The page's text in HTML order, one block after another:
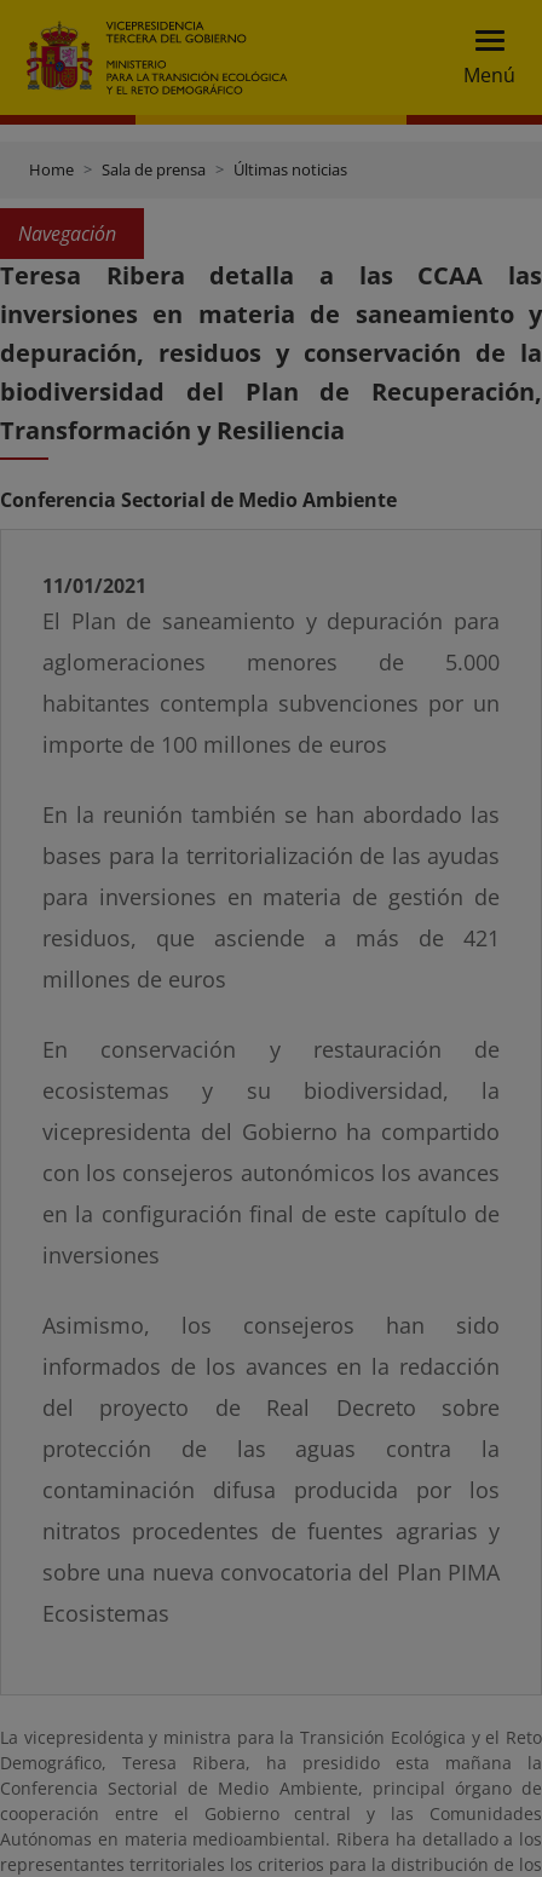
Menú
Home Sala de prensa Últimas noticias
Navegación
Teresa Ribera detalla a las CCAA las
inversiones en materia de saneamiento y
depuración, residuos y conservación de la
biodiversidad del Plan de Recuperación,
Transformación y Resiliencia
Conferencia Sectorial de Medio Ambiente
11/01/2021
El Plan de saneamiento y depuración para
aglomeraciones menores de 5.000
habitantes contempla subvenciones por un
importe de 100 millones de euros
En la reunión también se han abordado las
bases para la territorialización de las ayudas
para inversiones en materia de gestión de
residuos, que asciende a más de 421
millones de euros
En conservación y restauración de
ecosistemas y su biodiversidad, la
vicepresidenta del Gobierno ha compartido
con los consejeros autonómicos los avances
en la configuración final de este capítulo de
inversiones
Asimismo, los consejeros han sido
informados de los avances en la redacción
del proyecto de Real Decreto sobre
protección de las aguas contra la
contaminación difusa producida por los
nitratos procedentes de fuentes agrarias y
sobre una nueva convocatoria del Plan PIMA
Ecosistemas
La vicepresidenta y ministra para la Transición Ecológica y el Reto
Demográfico, Teresa Ribera, ha presidido esta mañana la
Conferencia Sectorial de Medio Ambiente, principal órgano de
cooperación entre el Gobierno central y las Comunidades
Autónomas en materia medioambiental. Ribera ha detallado a los
representantes territoriales los criterios para la distribución de los